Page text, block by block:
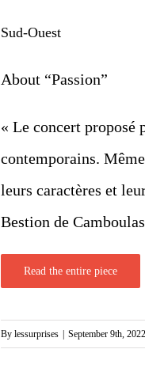
Sud-Ouest
About “Passion”
« Le concert proposé
contemporains.
leurs caractères et
Bestion de
Read the entire piece
By lessurprises September 9th, 2022